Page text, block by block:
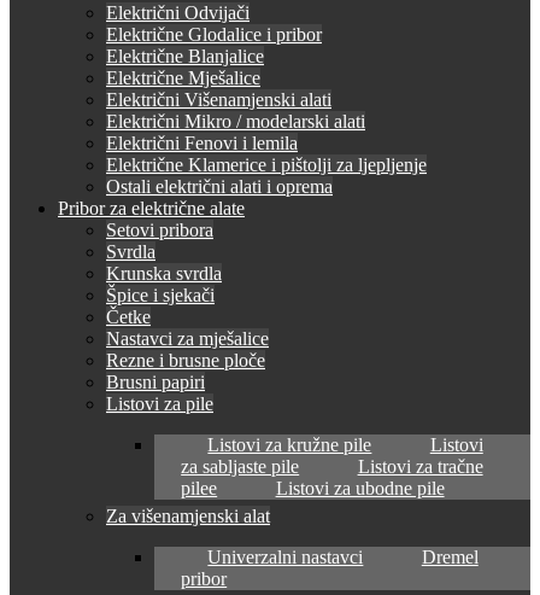
Električni Odvijači
Električne Glodalice i pribor
Električne Blanjalice
Električne Mješalice
Električni Višenamjenski alati
Električni Mikro / modelarski alati
Električni Fenovi i lemila
Električne Klamerice i pištolji za ljepljenje
Ostali električni alati i oprema
Pribor za električne alate
Setovi pribora
Svrdla
Krunska svrdla
Špice i sjekači
Četke
Nastavci za mješalice
Rezne i brusne ploče
Brusni papiri
Listovi za pile
Listovi za kružne pile
Listovi
za sabljaste pile
Listovi za tračne
pilee
Listovi za ubodne pile
Za višenamjenski alat
Univerzalni nastavci
Dremel
pribor